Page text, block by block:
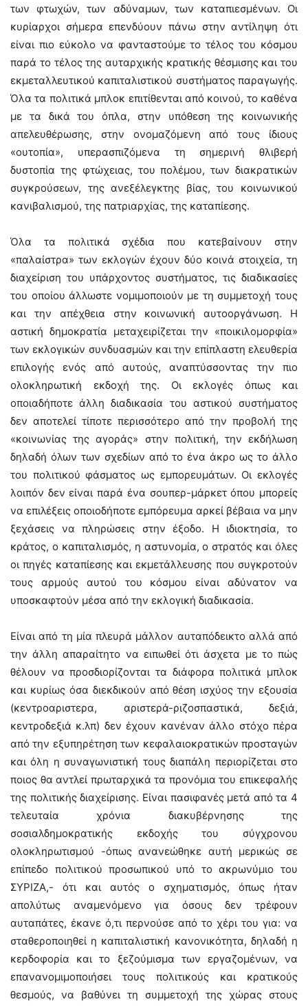
των φτωχών, των αδύναμων, των καταπιεσμένων. Οι
κυρίαρχοι σήμερα επενδύουν πάνω στην αντίληψη ότι
είναι πιο εύκολο να φανταστούμε το τέλος του κόσμου
παρά το τέλος της αυταρχικής κρατικής θέσμισης και του
εκμεταλλευτικού καπιταλιστικού συστήματος παραγωγής.
Όλα τα πολιτικά μπλοκ επιτίθενται από κοινού, το καθένα
με τα δικά του όπλα, στην υπόθεση της κοινωνικής
απελευθέρωσης, στην ονομαζόμενη από τους ίδιους
«ουτοπία», υπερασπιζόμενα τη σημερινή θλιβερή
δυστοπία της φτώχειας, του πολέμου, των διακρατικών
συγκρούσεων, της ανεξέλεγκτης βίας, του κοινωνικού
κανιβαλισμού, της πατριαρχίας, της καταπίεσης.
Όλα τα πολιτικά σχέδια που κατεβαίνουν στην
«παλαίστρα» των εκλογών έχουν δύο κοινά στοιχεία, τη
διαχείριση του υπάρχοντος συστήματος, τις διαδικασίες
του οποίου άλλωστε νομιμοποιούν με τη συμμετοχή τους
και την απέχθεια στην κοινωνική αυτοοργάνωση. Η
αστική δημοκρατία μεταχειρίζεται την «ποικιλομορφία»
των εκλογικών συνδυασμών και την επίπλαστη ελευθερία
επιλογής ενός από αυτούς, αναπτύσσοντας την πιο
ολοκληρωτική εκδοχή της. Οι εκλογές όπως και
οποιαδήποτε άλλη διαδικασία του αστικού συστήματος
δεν αποτελεί τίποτε περισσότερο από την προβολή της
«κοινωνίας της αγοράς» στην πολιτική, την εκδήλωση
δηλαδή όλων των σχεδίων από το ένα άκρο ως το άλλο
του πολιτικού φάσματος ως εμπορευμάτων. Οι εκλογές
λοιπόν δεν είναι παρά ένα σουπερ-μάρκετ όπου μπορείς
να επιλέξεις οποιοδήποτε εμπόρευμα αρκεί βέβαια να μην
ξεχάσεις να πληρώσεις στην έξοδο. Η ιδιοκτησία, το
κράτος, ο καπιταλισμός, η αστυνομία, ο στρατός και όλες
οι πηγές καταπίεσης και εκμετάλλευσης που συγκροτούν
τους αρμούς αυτού του κόσμου είναι αδύνατον να
υποσκαφτούν μέσα από την εκλογική διαδικασία.
Είναι από τη μία πλευρά μάλλον αυταπόδεικτο αλλά από
την άλλη απαραίτητο να ειπωθεί ότι άσχετα με το πώς
θέλουν να προσδιορίζονται τα διάφορα πολιτικά μπλοκ
και κυρίως όσα διεκδικούν από θέση ισχύος την εξουσία
(κεντροαριστερα, αριστερά-ριζοσπαστικά, δεξιά,
κεντροδεξιά κ.λπ) δεν έχουν κανέναν άλλο στόχο πέρα
από την εξυπηρέτηση των κεφαλαιοκρατικών προσταγών
και όλη η συναγωνιστική τους διαπάλη περιορίζεται στο
ποιος θα αντλεί πρωταρχικά τα προνόμια του επικεφαλής
της πολιτικής διαχείρισης. Είναι πασιφανές μετά από τα 4
τελευταία χρόνια διακυβέρνησης της
σοσιαλδημοκρατικής εκδοχής του σύγχρονου
ολοκληρωτισμού -όπως ανανεώθηκε αυτή μερικώς σε
επίπεδο πολιτικού προσωπικού υπό το ακρωνύμιο του
ΣΥΡΙΖΑ,- ότι και αυτός ο σχηματισμός, όπως ήταν
απολύτως αναμενόμενο για όσους δεν τρέφουν
αυταπάτες, έκανε ό,τι περνούσε από το χέρι του για: να
σταθεροποιηθεί η καπιταλιστική κανονικότητα, δηλαδή η
κερδοφορία και το ξεζούμισμα των εργαζομένων, να
επανανομιμοποιήσει τους πολιτικούς και κρατικούς
θεσμούς, να βαθύνει τη συμμετοχή της χώρας στους